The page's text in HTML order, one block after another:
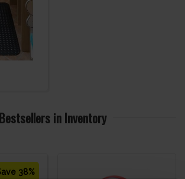
Bestsellers in Inventory
38%